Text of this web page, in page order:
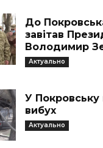
До
завітав
Володимир
Актуально
У Покровську
вибух
Актуально